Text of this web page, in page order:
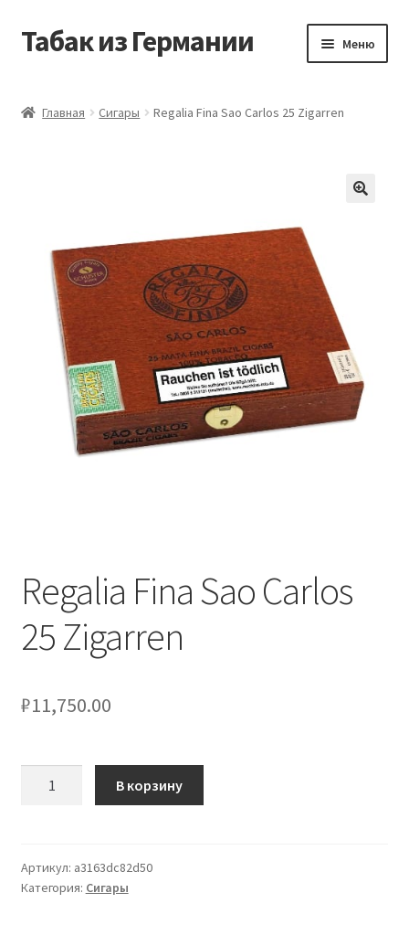
Перейти
Перейти
Табак из Германии Меню
Магазин
Оформление заказа
Табак на заказ
Главная Сигары Regalia Fina Sao Carlos 25 Zigarren
Regalia Fina Sao Carlos
25 Zigarren
₽11,750.00
Sao
Carlos
В корзину
Артикул: a3163dc82d50
Категория: Сигары